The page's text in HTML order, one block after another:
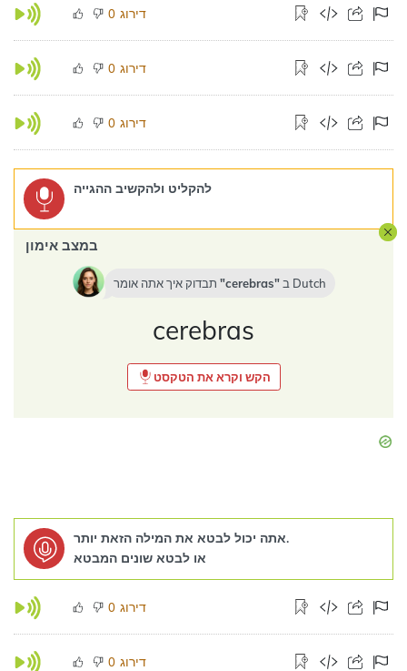
0 דירוג
0 דירוג
0 דירוג
להקליט ולהקשיב ההגייה
במצב אימון
cerebras ב Dutch
cerebras
הקש וקרא את הטקסט
אתה יכול לבטא את המילה הזאת יותר.
או לבטא שונים המבטא
0 דירוג
0 דירוג